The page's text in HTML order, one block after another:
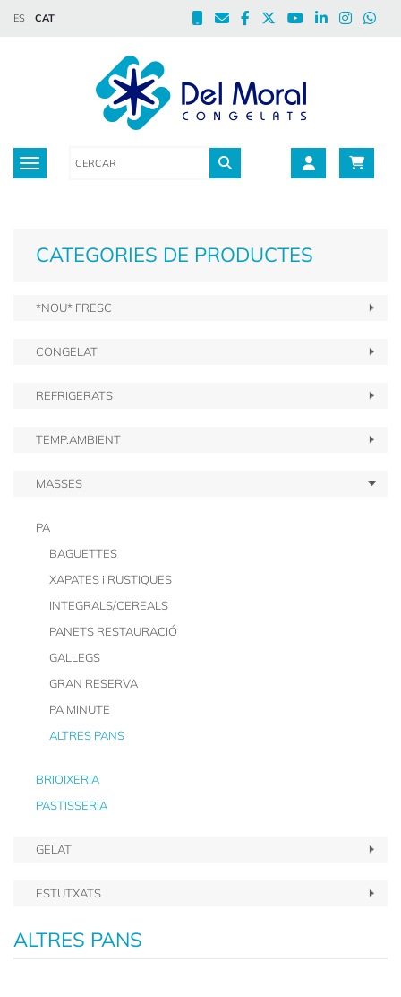
ES CAT
Toggle navigation
CATEGORIES DE PRODUCTES
*NOU* FRESC
CONGELAT
REFRIGERATS
TEMP.AMBIENT
MASSES
PA
BAGUETTES
XAPATES i RUSTIQUES
INTEGRALS/CEREALS
PANETS RESTAURACIÓ
GALLEGS
GRAN RESERVA
PA MINUTE
ALTRES PANS
BRIOIXERIA
PASTISSERIA
GELAT
ESTUTXATS
ALTRES PANS